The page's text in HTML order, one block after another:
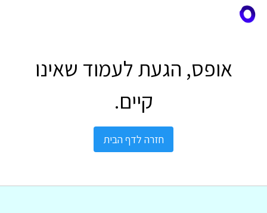
אופס, הגעת לעמוד שאינו
קיים.
חזרה לדף הבית